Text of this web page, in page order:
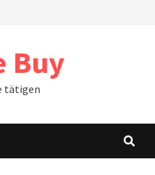
Buy
tätigen